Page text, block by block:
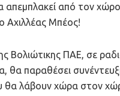
απεμπλακεί από τον
Αχιλλέας Μπέος!
Βολιώτικης ΠΑΕ, σε
παραθέσει
θα λάβουν χώρα στον